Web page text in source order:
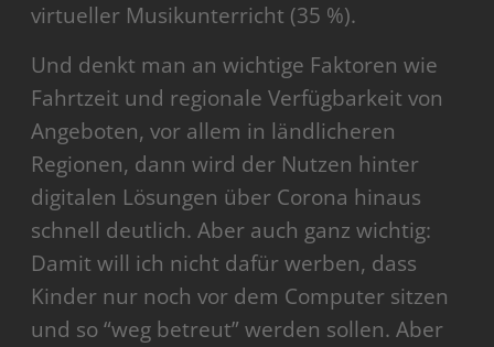
virtueller Musikunterricht (35 %).
Und denkt man an wichtige Faktoren wie
Fahrtzeit und regionale Verfügbarkeit von
Angeboten, vor allem in ländlicheren
Regionen, dann wird der Nutzen hinter
digitalen Lösungen über Corona hinaus
schnell deutlich. Aber auch ganz wichtig:
Damit will ich nicht dafür werben, dass
Kinder nur noch vor dem Computer sitzen
und so “weg betreut” werden sollen. Aber